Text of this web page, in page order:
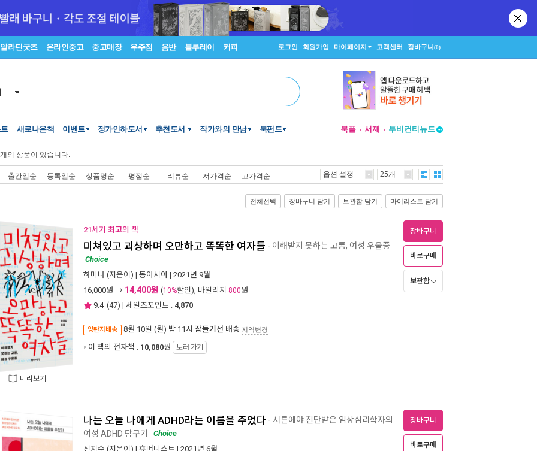
알라딘굿즈 온라인중고 중고매장 우주점 음반 블루레이 커피 로그인 회원가입 마이페이지 고객센터 장바구니(0)
새로나온책 이벤트 정가인하도서 추천도서 작가와의 만남 북펀드 북플 서재
투비컨티뉴드
개의 상품이 있습니다.
출간일순 등록일순 상품명순 평점순 리뷰순 저가격순 고가격순 옵션 설정 25개
전체선택 장바구니 담기 보관함 담기 마이리스트 담기
미리보기
21세기 최고의 책
미쳐있고 괴상하며 오만하고 똑똑한 여자들 - 이해받지 못하는 고통, 여성 우울증
Choice
하미나 (지은이) | 동아시아 | 2021년 9월
16,000원 → 14,400원 (10%할인), 마일리지 800원
9.4 (47) | 세일즈포인트 : 4,870
양탄자배송 8월 10일 (월) 밤 11시 잠들기전 배송 지역변경
이 책의 전자책 : 10,080원 보러 가기
장바구니
바로구매
보관함
나는 오늘 나에게 ADHD라는 이름을 주었다 - 서른에야 진단받은 임상심리학자의
여성 ADHD 탐구기
Choice
신지수 (지은이) | 휴머니스트 | 2021년 6월
장바구니
바로구매